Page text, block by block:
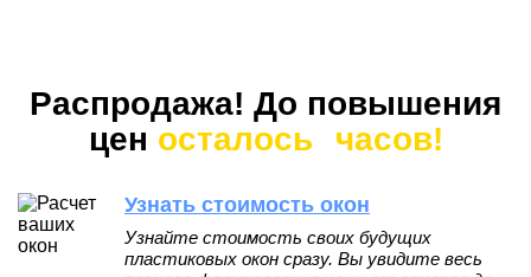
Распродажа! До повышения
цен осталось часов!
Узнать стоимость окон
Узнайте стоимость своих будущих
пластиковых окон сразу. Вы увидите весь